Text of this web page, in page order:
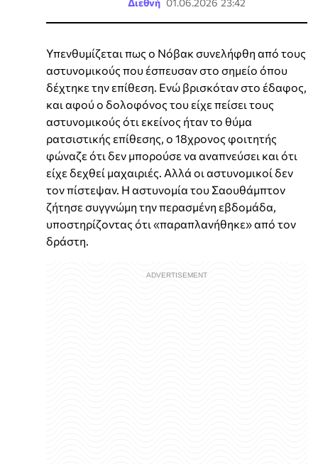
Υπενθυμίζεται πως ο Νόβακ συνελήφθη από τους
αστυνομικούς που έσπευσαν στο σημείο όπου
δέχτηκε την επίθεση. Ενώ βρισκόταν στο έδαφος,
και αφού ο δολοφόνος του είχε πείσει τους
αστυνομικούς ότι εκείνος ήταν το θύμα
ρατσιστικής επίθεσης, ο 18χρονος φοιτητής
φώναζε ότι δεν μπορούσε να αναπνεύσει και ότι
είχε δεχθεί μαχαιριές. Αλλά οι αστυνομικοί δεν
τον πίστεψαν. Η αστυνομία του Σαουθάμπτον
ζήτησε συγγνώμη την περασμένη εβδομάδα,
υποστηρίζοντας ότι «παραπλανήθηκε» από τον
δράστη.